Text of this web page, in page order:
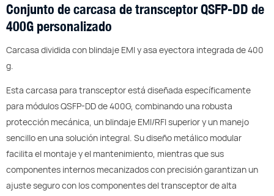
Conjunto de carcasa de transceptor QSFP-DD de
400G personalizado
Carcasa dividida con blindaje EMI y asa eyectora integrada de 400
g.
Esta carcasa para transceptor está diseñada específicamente
para módulos QSFP-DD de 400G, combinando una robusta
protección mecánica, un blindaje EMI/RFI superior y un manejo
sencillo en una solución integral. Su diseño metálico modular
facilita el montaje y el mantenimiento, mientras que sus
componentes internos mecanizados con precisión garantizan un
ajuste seguro con los componentes del transceptor de alta